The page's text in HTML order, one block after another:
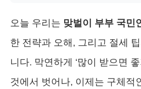
오늘 우리는 맞벌이 부부 국민
한 전략과 오해, 그리고 절세
니다. 막연하게 ‘많이 받으면
것에서 벗어나, 이제는 구체적